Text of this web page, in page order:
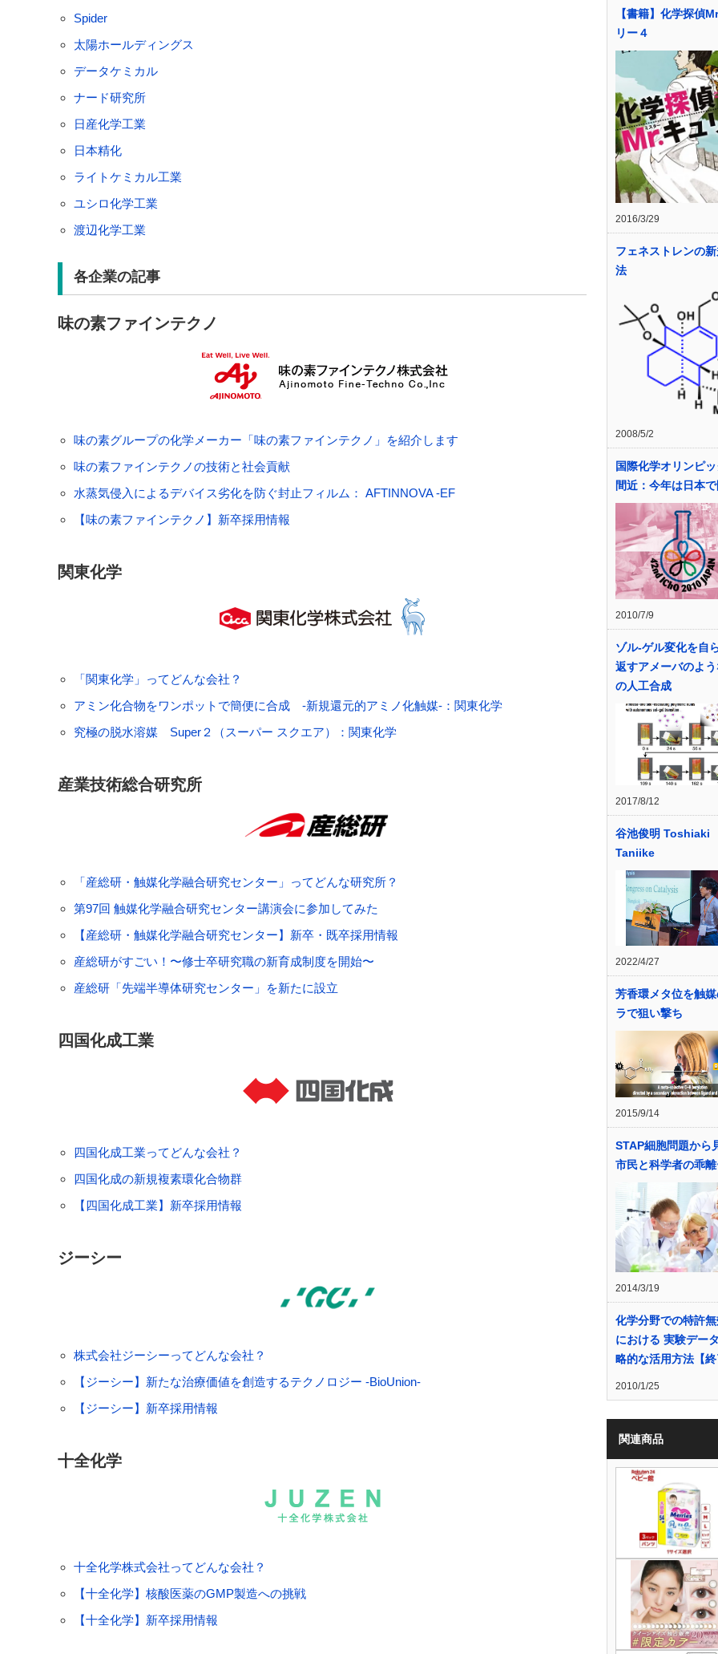
Spider
太陽ホールディングス
データケミカル
ナード研究所
日産化学工業
日本精化
ライトケミカル工業
ユシロ化学工業
渡辺化学工業
各企業の記事
味の素ファインテクノ
味の素グループの化学メーカー「味の素ファインテクノ」を紹介します
味の素ファインテクノの技術と社会貢献
水蒸気侵入によるデバイス劣化を防ぐ封止フィルム： AFTINNOVA -EF
【味の素ファインテクノ】新卒採用情報
関東化学
「関東化学」ってどんな会社？
アミン化合物をワンポットで簡便に合成 -新規還元的アミノ化触媒-：関東化学
究極の脱水溶媒 Super２（スーパー スクエア）：関東化学
産業技術総合研究所
「産総研・触媒化学融合研究センター」ってどんな研究所？
第97回 触媒化学融合研究センター講演会に参加してみた
【産総研・触媒化学融合研究センター】新卒・既卒採用情報
産総研がすごい！〜修士卒研究職の新育成制度を開始〜
産総研「先端半導体研究センター」を新たに設立
四国化成工業
四国化成工業ってどんな会社？
四国化成の新規複素環化合物群
【四国化成工業】新卒採用情報
ジーシー
株式会社ジーシーってどんな会社？
【ジーシー】新たな治療価値を創造するテクノロジー -BioUnion-
【ジーシー】新卒採用情報
十全化学
十全化学株式会社ってどんな会社？
【十全化学】核酸医薬のGMP製造への挑戦
【十全化学】新卒採用情報
【書籍】化学探偵
リー４
2016/3/29
フェネストレンの
法
2008/5/2
国際化学オリンピ
間近：今年は日本
2010/7/9
ゾル-ゲル変化を自
返すアメーバのよ
の人工合成
2017/8/12
谷池俊明 Toshiaki
Taniike
2022/4/27
芳香環メタ位を触
ラで狙い撃ち
2015/9/14
STAP細胞問題から
市民と科学者の乖
2014/3/19
化学分野での特許
における 実験デー
略的な活用方法【
2010/1/25
関連商品